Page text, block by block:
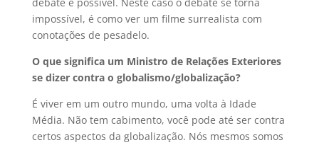
impossível, é como ver um filme surrealista com
conotações de pesadelo.
O que significa um Ministro de Relações Exteriores
se dizer contra o globalismo/globalização?
É viver em um outro mundo, uma volta à Idade
Média. Não tem cabimento, você pode até ser contra
certos aspectos da globalização. Nós mesmos somos